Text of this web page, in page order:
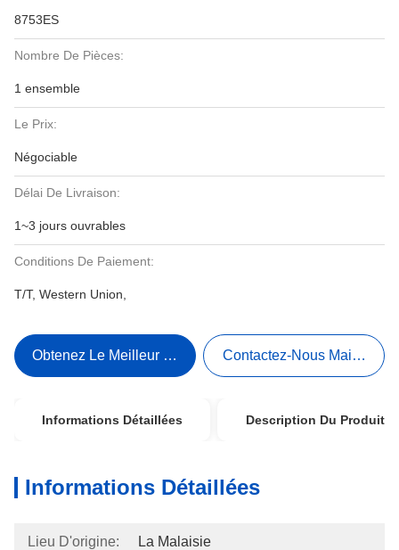
8753ES
Nombre De Pièces:
1 ensemble
Le Prix:
Négociable
Délai De Livraison:
1~3 jours ouvrables
Conditions De Paiement:
T/T, Western Union,
Obtenez Le Meilleur Prix Contactez-Nous Maintenant
Informations Détaillées Description Du Produit
Informations Détaillées
Lieu D'origine: La Malaisie